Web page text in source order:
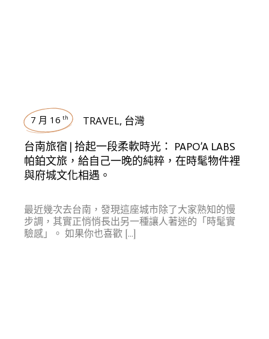
7 月 16 th TRAVEL, 台灣
台南旅宿 | 拾起一段柔軟時光： PAPO’A LABS
帕鉑文旅，給自己一晚的純粹，在時髦物件裡
與府城文化相遇。
最近幾次去台南，發現這座城市除了大家熟知的慢
步調，其實正悄悄長出另一種讓人著迷的「時髦實
驗感」。 如果你也喜歡 […]